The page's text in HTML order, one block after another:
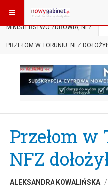
JESTEŚ TUTAJ: START
MINISTERSTWO ZDROWIA, NFZ
PRZEŁOM W TORUNIU. NFZ
Przełom w
NFZ
ALEKSANDRA KOWALIŃSKA